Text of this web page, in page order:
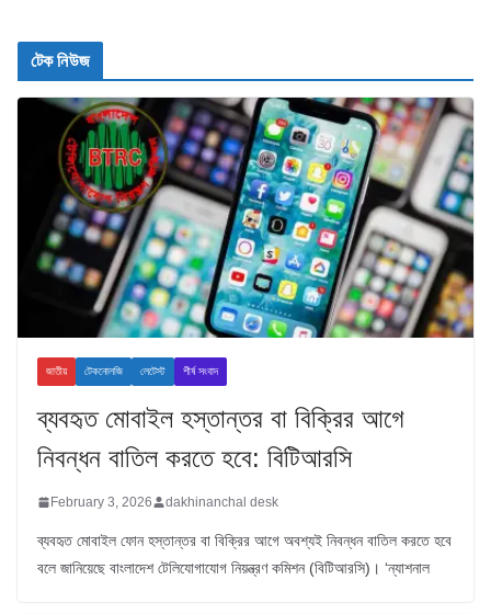
টেক নিউজ
জাতীয় টেকনোলজি লেটেস্ট শীর্ষ সংবাদ
ব্যবহৃত মোবাইল হস্তান্তর বা বিক্রির আগে
নিবন্ধন বাতিল করতে হবে: বিটিআরসি
February 3, 2026 dakhinanchal desk
ব্যবহৃত মোবাইল ফোন হস্তান্তর বা বিক্রির আগে অবশ্যই নিবন্ধন বাতিল করতে হবে
বলে জানিয়েছে বাংলাদেশ টেলিযোগাযোগ নিয়ন্ত্রণ কমিশন (বিটিআরসি)। ‘ন্যাশনাল